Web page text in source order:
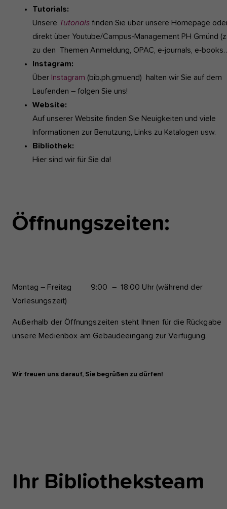
Tutorials:
Unsere Tutorials finden Sie über unsere Homepage
direkt über Youtube/Campus-Management PH Gmünd
zu den Themen Anmeldung, OPAC, e-journals, e-
Instagram:
Über Instagram (bib.ph.gmuend) halten wir Sie auf dem
Laufenden – folgen Sie uns!
Website:
Auf unserer Website finden Sie Neuigkeiten und viele
Informationen zur Benutzung, Links zu Katalogen usw.
Bibliothek:
Hier sind wir für Sie da!
Öffnungszeiten:
Montag – Freitag 9:00 – 18:00 Uhr (während der
Vorlesungszeit)
Außerhalb der Öffnungszeiten steht Ihnen für die Rückgabe
unsere Medienbox am Gebäudeeingang zur Verfügung.
Wir freuen uns darauf, Sie begrüßen zu dürfen!
Ihr Bibliotheksteam